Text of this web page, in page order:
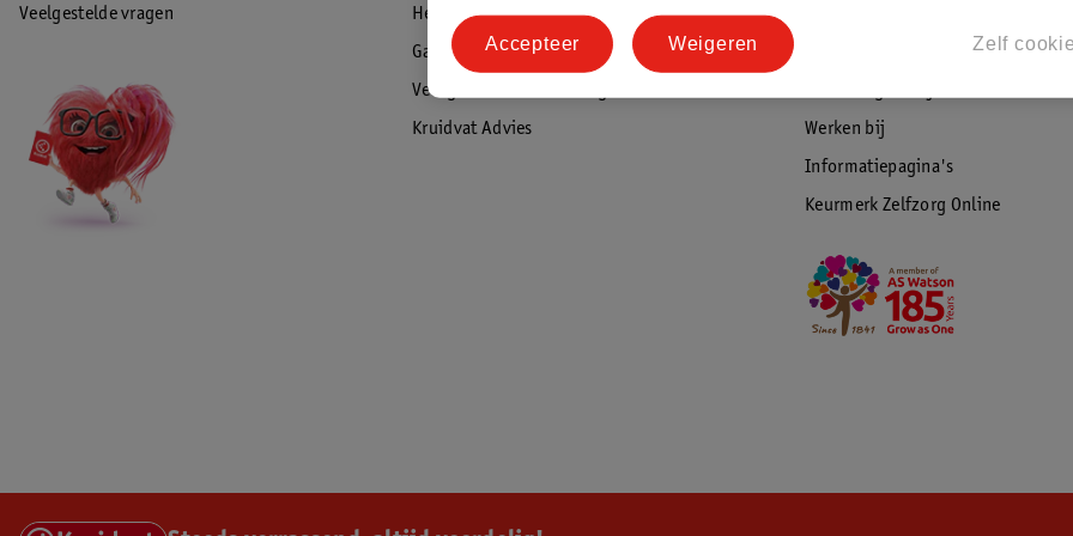
Veelgestelde vragen
Herroepen & retourneren
Garantie
Veiligheidswaarschuwingen
Kruidvat Advies
Werken bij
Informatiepagina's
Keurmerk Zelfzorg Online
Zelf
Weigeren
Accepteer